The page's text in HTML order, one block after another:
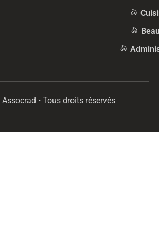
• Tous droits réservés